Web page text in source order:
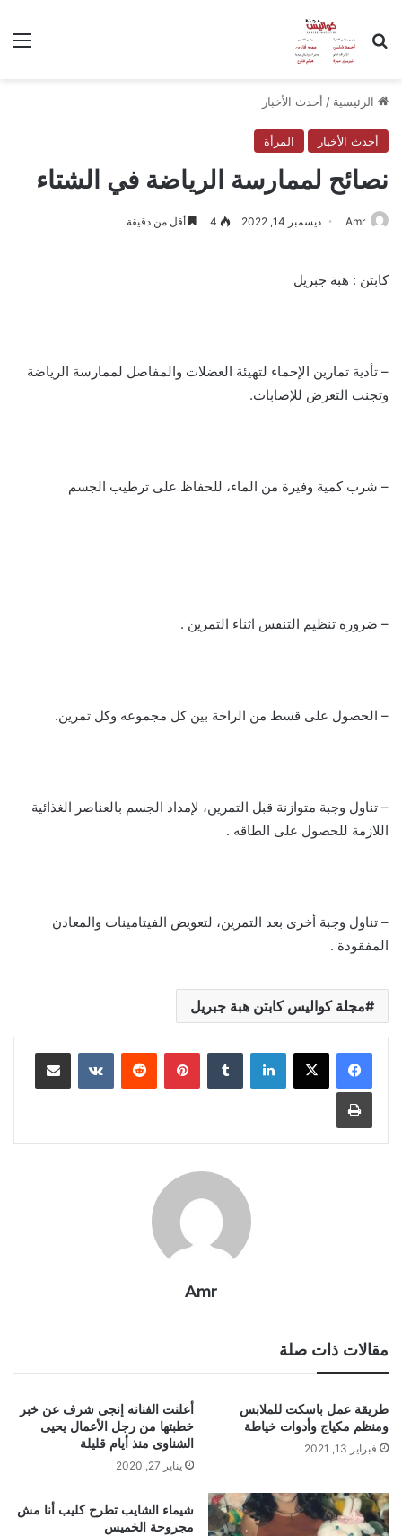
بحث عن
الرئيسية / أحدث الأخبار
أحدث الأخبار المرأة
نصائح لممارسة الرياضة في الشتاء
Amr ديسمبر 14, 2022 4 أقل من دقيقة
كابتن : هبة جبريل
– تأدية تمارين الإحماء لتهيئة العضلات والمفاصل لممارسة الرياضة
وتجنب التعرض للإصابات.
– شرب كمية وفيرة من الماء، للحفاظ على ترطيب الجسم
– ضرورة تنظيم التنفس اثناء التمرين .
– الحصول على قسط من الراحة بين كل مجموعه وكل تمرين.
– تناول وجبة متوازنة قبل التمرين، لإمداد الجسم بالعناصر الغذائية
اللازمة للحصول على الطاقه .
– تناول وجبة أخرى بعد التمرين، لتعويض الفيتامينات والمعادن
المفقودة .
مجلة كواليس كابتن هبة جبريل
لينكدإن بينتيريست مشاركة عبر البريد
طباعة
Amr
مقالات ذات صلة
طريقة عمل باسكت للملابس
ومنظم مكياج وأدوات خياطة
فبراير 13, 2021
أعلنت الفنانه إنجى شرف عن خبر
خطبتها من رجل الأعمال يحيى
الشناوى منذ أيام قليلة
يناير 27, 2020
شيماء الشايب تطرح كليب أنا مش
مجروحة الخميس